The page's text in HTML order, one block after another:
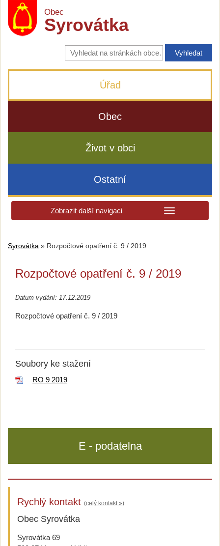
Obec
Syrovátka
Vyhledávání
na
stránkách
Úřad
Obec
Život v obci
Ostatní
Zobrazit další navigaci
Syrovátka » Rozpočtové opatření č. 9 / 2019
Rozpočtové opatření č. 9 / 2019
Datum vydání: 17.12.2019
Rozpočtové opatření č. 9 / 2019
Soubory ke stažení
RO 9 2019
E - podatelna
Rychlý kontakt (celý kontakt »)
Obec Syrovátka
Syrovátka 69